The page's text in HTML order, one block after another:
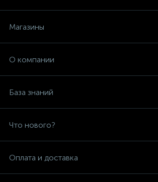
Магазины
О компании
База знаний
Что нового?
Оплата и доставка